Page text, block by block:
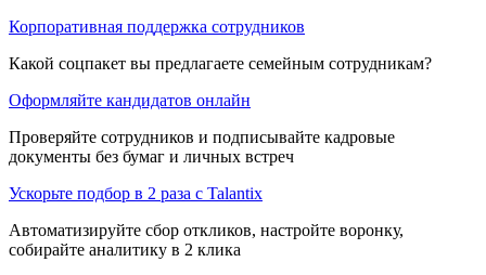
Корпоративная поддержка сотрудников
Какой соцпакет вы предлагаете семейным сотрудникам?
Оформляйте кандидатов онлайн
Проверяйте сотрудников и подписывайте кадровые
документы без бумаг и личных встреч
Ускорьте подбор в 2 раза с Talantix
Автоматизируйте сбор откликов, настройте воронку,
собирайте аналитику в 2 клика